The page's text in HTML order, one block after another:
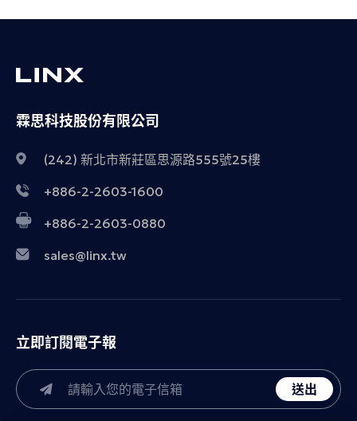
霖思科技股份有限公司
(242) 新北市新莊區思源路555號25樓
+886-2-2603-1600
+886-2-2603-0880
sales@linx.tw
立即訂閱電子報
送出